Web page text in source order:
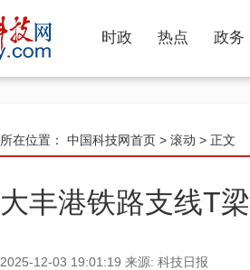
时政 热点 政务
所在位置： 中国科技网首页 > 滚动 > 正文
大丰港铁路支线T
2025-12-03 19:01:19 来源: 科技日报